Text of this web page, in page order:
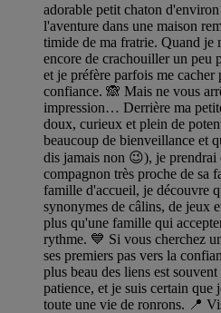
adorable petit chaton
l'aventure dans une maison
timide de ma fratrie. Quand je
encore de crachouiller un peu
et je préfère parfois me
confiance. 🙈 Mais ne vous
impression… Derrière ma
doux, curieux et plein de
beaucoup de bienveillance et
dis jamais non 😉), je
compagnon très proche de sa
famille d'accueil, je découvre
synonymes de câlins, de jeux
plus qu'une famille qui
rythme. 💙 Si vous cherchez
ses premiers pas vers la
plus beau des liens est
patience, et je suis certain que
toute une vie de ronrons. 📍